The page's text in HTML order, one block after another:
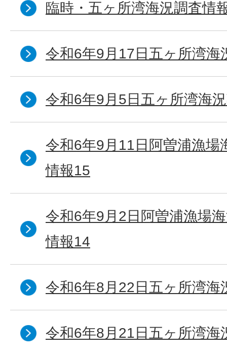
臨時・五ヶ所湾海況調査情
令和6年9月17日五ヶ所湾海
令和6年9月5日五ヶ所湾海
令和6年9月11日阿曽浦漁場
情報15
令和6年9月2日阿曽浦漁場
情報14
令和6年8月22日五ヶ所湾海
令和6年8月21日五ヶ所湾海